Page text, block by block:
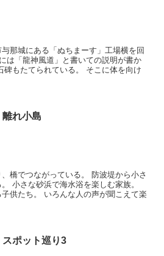
那城にある「ぬちまーす」工場横を回
は「龍神風道」と書いての説明が書か
碑もたてられている。 そこに体を向け
離れ小島
橋でつながっている。 防波堤から小さ
小さな砂浜で海水浴を楽しむ家族。
供たち。 いろんな人の声が聞こえて楽
スポット巡り3